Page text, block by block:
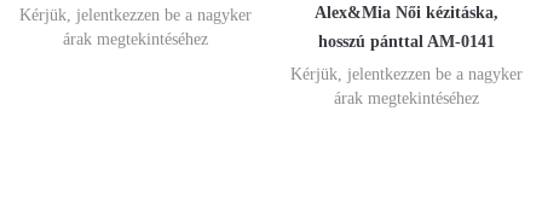
Kérjük, jelentkezzen be a nagyker
árak megtekintéséhez
Alex&Mia Női kézitáska,
hosszú pánttal AM-0141
Kérjük, jelentkezzen be a nagyker
árak megtekintéséhez